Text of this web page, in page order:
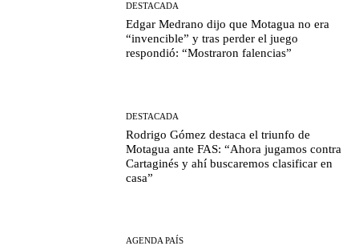
DESTACADA
Edgar Medrano dijo que Motagua no era
“invencible” y tras perder el juego
respondió: “Mostraron falencias”
DESTACADA
Rodrigo Gómez destaca el triunfo de
Motagua ante FAS: “Ahora jugamos contra
Cartaginés y ahí buscaremos clasificar en
casa”
AGENDA PAÍS